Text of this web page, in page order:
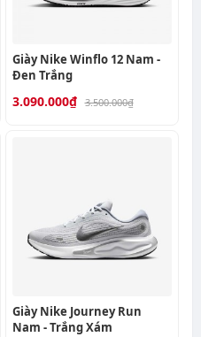
Giày Nike Winflo 12 Nam -
Đen Trắng
3.090.000₫ 3.500.000₫
Giày Nike Journey Run
Nam - Trắng Xám